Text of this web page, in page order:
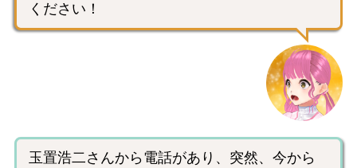
ください！
玉置浩二さんから電話があり、突然、今から